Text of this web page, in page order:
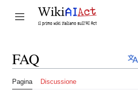
contenuto
Attiva/disattiva la barra laterale
FAQ
Pagina Discussione